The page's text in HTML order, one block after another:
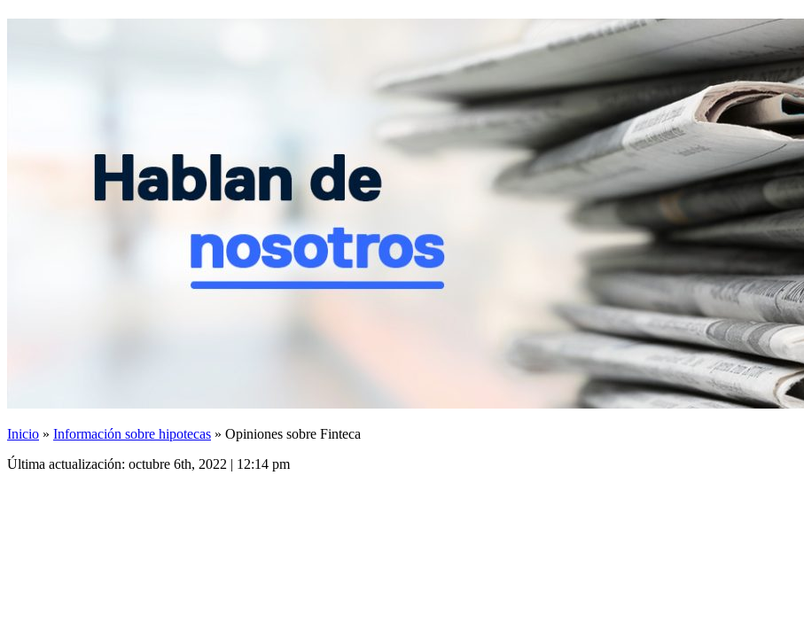
Inicio » Información sobre hipotecas » Opiniones sobre Finteca
Última actualización: octubre 6th, 2022 | 12:14 pm